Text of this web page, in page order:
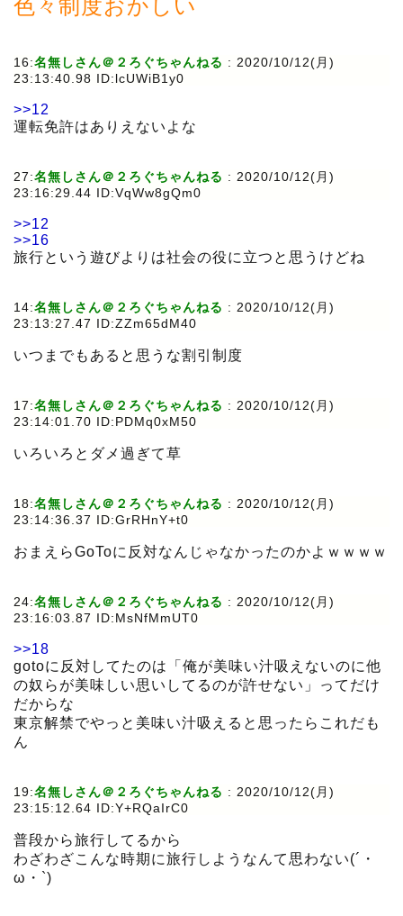
色々制度おかしい
16:名無しさん＠２ろぐちゃんねる : 2020/10/12(月)
23:13:40.98 ID:lcUWiB1y0
>>12
運転免許はありえないよな
27:名無しさん＠２ろぐちゃんねる : 2020/10/12(月)
23:16:29.44 ID:VqWw8gQm0
>>12
>>16
旅行という遊びよりは社会の役に立つと思うけどね
14:名無しさん＠２ろぐちゃんねる : 2020/10/12(月)
23:13:27.47 ID:ZZm65dM40
いつまでもあると思うな割引制度
17:名無しさん＠２ろぐちゃんねる : 2020/10/12(月)
23:14:01.70 ID:PDMq0xM50
いろいろとダメ過ぎて草
18:名無しさん＠２ろぐちゃんねる : 2020/10/12(月)
23:14:36.37 ID:GrRHnY+t0
おまえらGoToに反対なんじゃなかったのかよｗｗｗｗ
24:名無しさん＠２ろぐちゃんねる : 2020/10/12(月)
23:16:03.87 ID:MsNfMmUT0
>>18
gotoに反対してたのは「俺が美味い汁吸えないのに他
の奴らが美味しい思いしてるのが許せない」ってだけ
だからな
東京解禁でやっと美味い汁吸えると思ったらこれだも
ん
19:名無しさん＠２ろぐちゃんねる : 2020/10/12(月)
23:15:12.64 ID:Y+RQaIrC0
普段から旅行してるから
わざわざこんな時期に旅行しようなんて思わない(´・
ω・`)